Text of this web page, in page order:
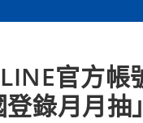
官方
錄月月抽